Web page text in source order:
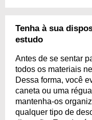
Tenha à sua
estudo
Antes de se sentar
todos os materiais
Dessa forma, você
caneta ou uma
mantenha-os
qualquer tipo de